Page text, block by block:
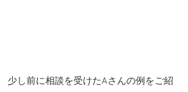
少し前に相談を受けたAさんの例をご紹